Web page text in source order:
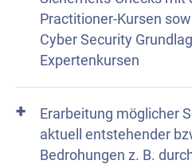
Practitioner-Kursen
Cyber Security
Expertenkursen
Erarbeitung möglicher
aktuell entstehender
Bedrohungen z. B.